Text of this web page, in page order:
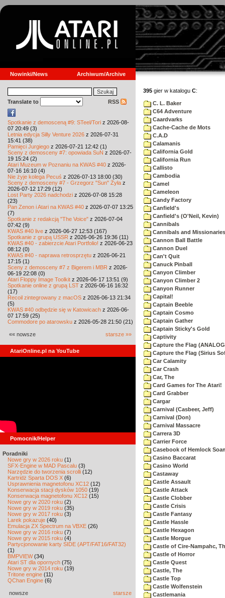
Nowinki/News Archiwum/Archive
Translate to RSS
Spotkanie z demosceną #9: STeel/Tori z 2026-08-
07 20:49 (3)
Letnia edycja Silly Venture 2026 z 2026-07-31
15:41 (38)
Pamięci Jurgiego z 2026-07-21 12:42 (1)
Sceny z demosceny #7: opowiada SuN z 2026-07-
19 15:24 (2)
Atari Muzeum w Poznaniu na KWAS #40 z 2026-
07-16 16:10 (4)
Nie żyje kolega Pecuś z 2026-07-13 18:00 (30)
Sceny z demosceny #7 - Grzegorz "Sun" Żyła z
2026-07-12 17:29 (12)
Lost Party 2026 nadchodzi z 2026-07-08 15:28
(23)
Pan Zenon i Atari na KWAS #40 z 2026-07-07 13:25
(7)
Spotkanie z redakcją "The Voice" z 2026-07-04
07:42 (9)
KWAS #40 live z 2026-06-27 12:53 (167)
Spotkanie z grupą USSR z 2026-06-26 19:36 (11)
KWAS #40 - zabierzcie Atari Portfolio! z 2026-06-23
08:12 (0)
KWAS #40 - naprawa retrosprzętu z 2026-06-21
17:15 (1)
Sceny z demosceny #7 z Bigerem i MBR z 2026-
06-19 22:08 (0)
Atari Floppy Image Toolkit z 2026-06-17 13:51 (9)
Spotkanie online z grupą LST z 2026-06-16 16:32
(17)
Recoil zintegrowany z macOS z 2026-06-13 21:34
(5)
KWAS #40 odbędzie się w Katowicach z 2026-06-
07 17:59 (25)
Commodore po atarowsku z 2026-05-28 21:50 (21)
«« nowsze starsze »»
AtariOnline.pl na YouTube
Pomocnik/Helper
Poradniki
Nowe gry w 2026 roku (1)
SFX-Engine w MAD Pascalu (3)
Narzędzie do tworzenia scrolli (12)
Kartridż Sparta DOS X (6)
Usprawnienia magnetofonu XC12 (12)
Konserwacja stacji dysków 1050 (19)
Konserwacja magnetofonu XC12 (15)
Nowe gry w 2020 roku (2)
Nowe gry w 2019 roku (35)
Nowe gry w 2017 roku (3)
Larek pokazuje (40)
Emulacja ZX Spectrum na VBXE (26)
Nowe gry w 2016 roku (7)
Nowe gry w 2015 roku (4)
Partycjonowanie karty SIDE (APT/FAT16/FAT32)
(1)
BMPVIEW(34)
Atari ST dla opornych (75)
Nowe gry w 2014 roku (19)
Tritone engine (11)
QChan Engine (6)
nowsze starsze
395 gier w katalogu C:
C. L. Baker
C64 Adventure
Caardvarks
Cache-Cache de Mots
C.A.D
Calamanis
California Gold
California Run
Callisto
Cambodia
Camel
Cameleon
Candy Factory
Canfield's
Canfield's (O'Neil, Kevin)
Cannibals
Cannibals and Missionaries
Cannon Ball Battle
Cannon Duel
Can't Quit
Canuck Pinball
Canyon Climber
Canyon Climber 2
Canyon Runner
Capital!
Captain Beeble
Captain Cosmo
Captain Gather
Captain Sticky's Gold
Captivity
Capture the Flag
Capture the Flag (Sirius
Car Calamity
Car Crash
Car, The
Card Games for The Atari!
Card Grabber
Cargar
Carnival (Casbeer, Jeff)
Carnival (Don)
Carnival Massacre
Carrera 3D
Carrier Force
Casebook of Hemlock
Casino Baccarat
Casino World
Castaway
Castle Assault
Castle Attack
Castle Clobber
Castle Crisis
Castle Fantasy
Castle Hassle
Castle Hexagon
Castle Morgue
Castle of Cire-Nampahc,
Castle of Horror
Castle Quest
Castle, The
Castle Top
Castle Wolfenstein
Castlemania